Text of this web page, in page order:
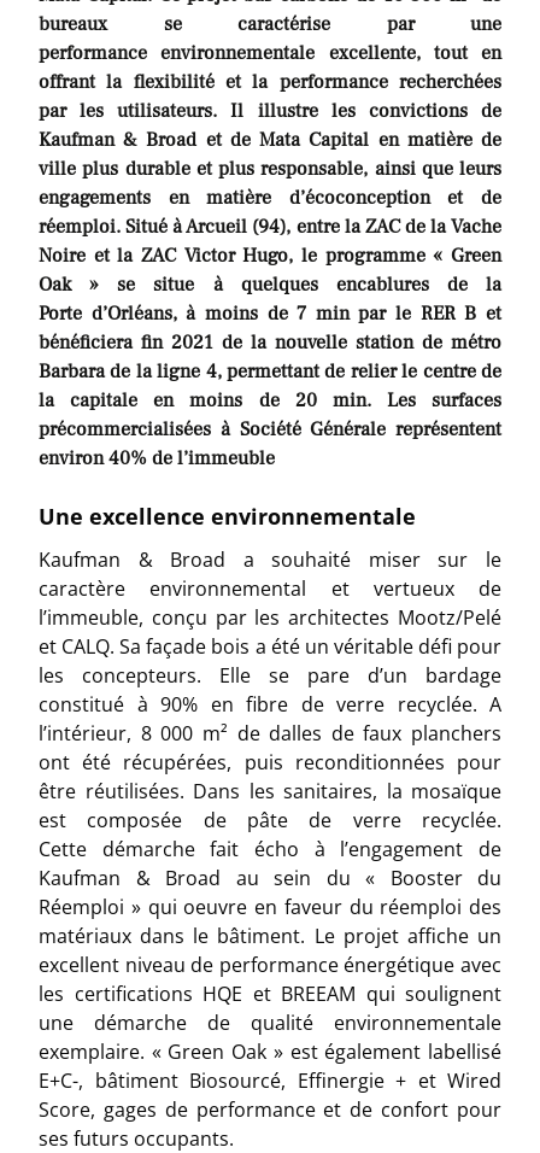
bureaux se caractérise par une
performance environnementale excellente, tout en
offrant la flexibilité et la performance recherchées
par les utilisateurs. Il illustre les convictions de
Kaufman & Broad et de Mata Capital en matière de
ville plus durable et plus responsable, ainsi que leurs
engagements en matière d’écoconception et de
réemploi. Situé à Arcueil (94), entre la ZAC de la Vache
Noire et la ZAC Victor Hugo, le programme « Green
Oak » se situe à quelques encablures de la
Porte d’Orléans, à moins de 7 min par le RER B et
bénéficiera fin 2021 de la nouvelle station de métro
Barbara de la ligne 4, permettant de relier le centre de
la capitale en moins de 20 min. Les surfaces
précommercialisées à Société Générale représentent
environ 40% de l’immeuble
Une excellence environnementale
Kaufman & Broad a souhaité miser sur le
caractère environnemental et vertueux de
l’immeuble, conçu par les architectes Mootz/Pelé
et CALQ. Sa façade bois a été un véritable défi pour
les concepteurs. Elle se pare d’un bardage
constitué à 90% en fibre de verre recyclée. A
l’intérieur, 8 000 m² de dalles de faux planchers
ont été récupérées, puis reconditionnées pour
être réutilisées. Dans les sanitaires, la mosaïque
est composée de pâte de verre recyclée.
Cette démarche fait écho à l’engagement de
Kaufman & Broad au sein du « Booster du
Réemploi » qui oeuvre en faveur du réemploi des
matériaux dans le bâtiment. Le projet affiche un
excellent niveau de performance énergétique avec
les certifications HQE et BREEAM qui soulignent
une démarche de qualité environnementale
exemplaire. « Green Oak » est également labellisé
E+C-, bâtiment Biosourcé, Effinergie + et Wired
Score, gages de performance et de confort pour
ses futurs occupants.